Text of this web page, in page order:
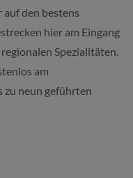
den bestens
hier am Eingang
Spezialitäten.
am
zu neun geführten